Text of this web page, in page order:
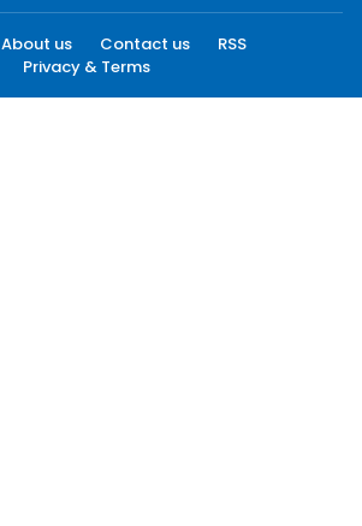
About us Contact us
RSS
Privacy & Terms